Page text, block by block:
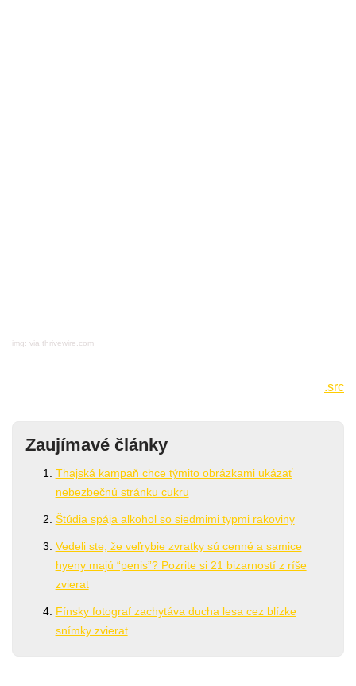
img: via thrivewire.com
.src
Zaujímavé články
Thajská kampaň chce týmito obrázkami ukázať
nebezbečnú stránku cukru
Štúdia spája alkohol so siedmimi typmi rakoviny
Vedeli ste, že veľrybie zvratky sú cenné a samice
hyeny majú “penis”? Pozrite si 21 bizarností z ríše
zvierat
Fínsky fotograf zachytáva ducha lesa cez blízke
snímky zvierat